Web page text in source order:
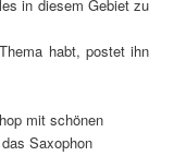
in diesem Gebiet zu
habt, postet ihn
mit schönen
Saxophon